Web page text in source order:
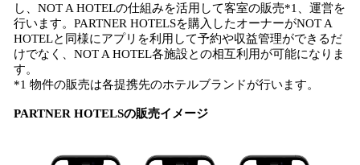
し、NOT A HOTELの仕組みを活用して客室の販売*1、運営を
行います。PARTNER HOTELSを購入したオーナーがNOT A
HOTELと同様にアプリを利用して予約や収益管理ができるだ
けでなく、NOT A HOTEL各施設との相互利用が可能になりま
す。
*1 物件の販売は各提携先のホテルブランドが行います。
PARTNER HOTELSの販売イメージ​